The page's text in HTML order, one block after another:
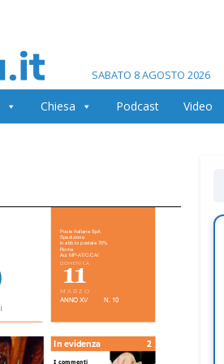
SABATO 8 AGOSTO 2026
Chiesa Podcast Video